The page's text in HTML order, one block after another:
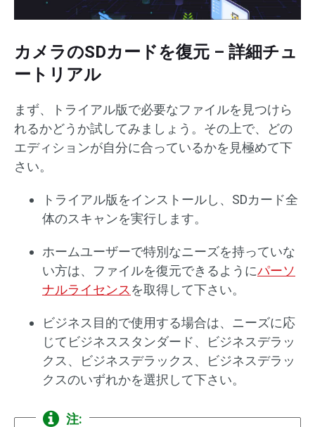
カメラのSDカードを復元 – 詳細チュ
ートリアル
まず、トライアル版で必要なファイルを見つけら
れるかどうか試してみましょう。その上で、どの
エディションが自分に合っているかを見極めて下
さい。
トライアル版をインストールし、SDカード全
体のスキャンを実行します。
ホームユーザーで特別なニーズを持っていな
い方は、ファイルを復元できるようにパーソ
ナルライセンス を取得して下さい。
ビジネス目的で使用する場合は、ニーズに応
じてビジネススタンダード、ビジネスデラッ
クス、ビジネスデラックス、ビジネスデラッ
クスのいずれかを選択して下さい。
注: